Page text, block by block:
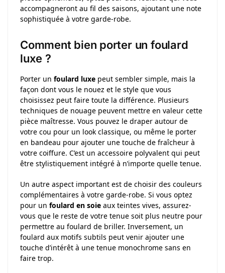
accompagneront au fil des saisons, ajoutant une note
sophistiquée à votre garde-robe.
Comment bien porter un foulard
luxe ?
Porter un foulard luxe peut sembler simple, mais la
façon dont vous le nouez et le style que vous
choisissez peut faire toute la différence. Plusieurs
techniques de nouage peuvent mettre en valeur cette
pièce maîtresse. Vous pouvez le draper autour de
votre cou pour un look classique, ou même le porter
en bandeau pour ajouter une touche de fraîcheur à
votre coiffure. C’est un accessoire polyvalent qui peut
être stylistiquement intégré à n’importe quelle tenue.
Un autre aspect important est de choisir des couleurs
complémentaires à votre garde-robe. Si vous optez
pour un foulard en soie aux teintes vives, assurez-
vous que le reste de votre tenue soit plus neutre pour
permettre au foulard de briller. Inversement, un
foulard aux motifs subtils peut venir ajouter une
touche d’intérêt à une tenue monochrome sans en
faire trop.